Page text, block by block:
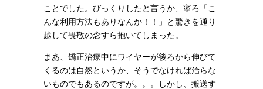
ことでした。びっくりしたと言うか、寧ろ「こ
んな利用方法もありなんか！！」と驚きを通り
越して畏敬の念すら抱いてしまった。
まあ、矯正治療中にワイヤーが後ろから伸びて
くるのは自然というか、そうでなければ治らな
いものでもあるのですが。。。しかし、搬送す